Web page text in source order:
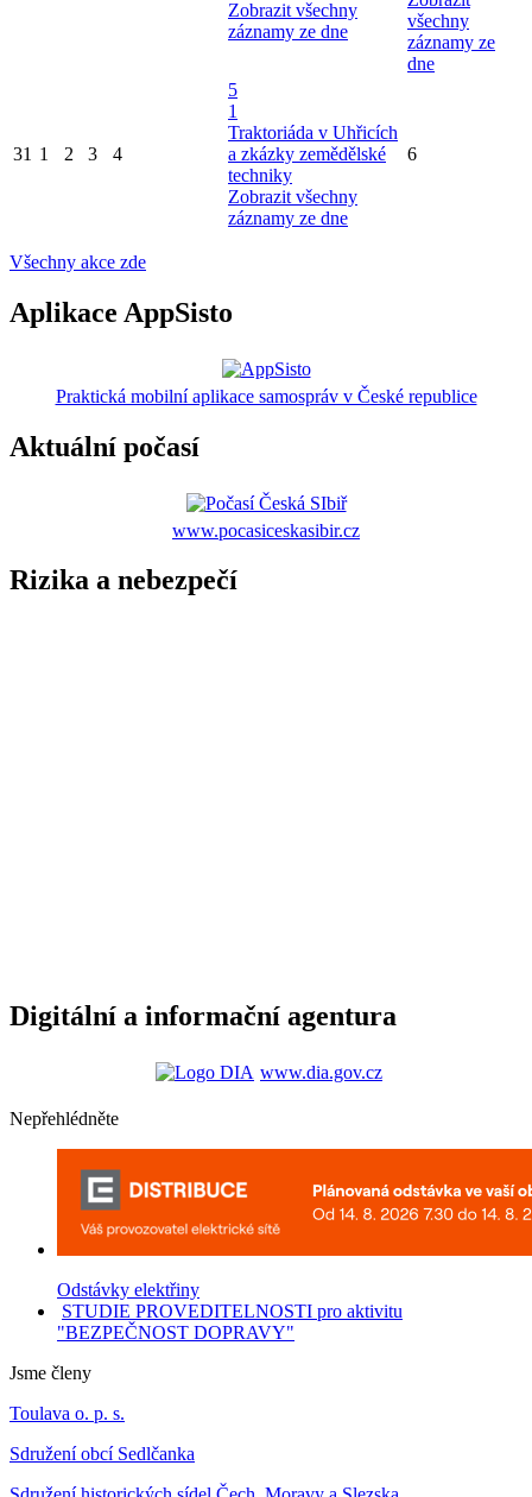
Zobrazit všechny
záznamy ze dne
všechny
záznamy ze
dne
31 1 2 3 4
5
1
Traktoriáda v Uhřicích
a zkázky zemědělské
techniky
Zobrazit všechny
záznamy ze dne
6
Všechny akce zde
Aplikace AppSisto
Praktická mobilní aplikace samospráv v České republice
Aktuální počasí
www.pocasiceskasibir.cz
Rizika a nebezpečí
Digitální a informační agentura
www.dia.gov.cz
Nepřehlédněte
Odstávky elektřiny
STUDIE PROVEDITELNOSTI pro aktivitu
"BEZPEČNOST DOPRAVY"
Jsme členy
Toulava o. p. s.
Sdružení obcí Sedlčanka